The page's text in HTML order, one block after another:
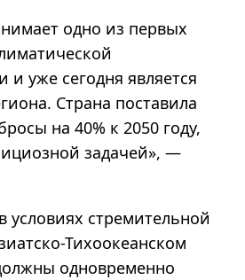
одно из первых
и уже сегодня является
Страна поставила
на 40% к 2050 году,
задачей», —
условиях стремительной
Тихоокеанском
одновременно